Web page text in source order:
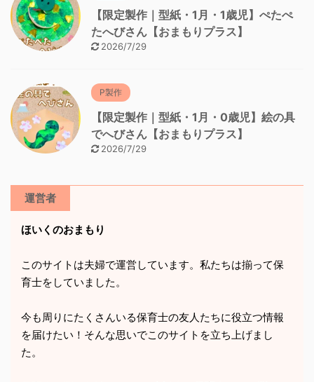
【限定製作｜型紙・1月・1歳児】ぺたぺ
たへびさん【おまもりプラス】
2026/7/29
P製作
【限定製作｜型紙・1月・0歳児】絵の具
でへびさん【おまもりプラス】
2026/7/29
運営者
ほいくのおまもり
このサイトは夫婦で運営しています。私たちは揃って保
育士をしていました。
今も周りにたくさんいる保育士の友人たちに役立つ情報
を届けたい！そんな思いでこのサイトを立ち上げまし
た。